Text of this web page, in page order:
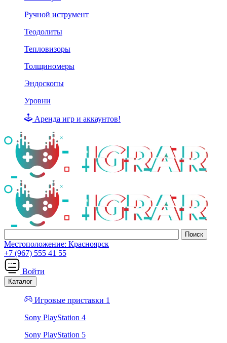
Ручной иструмент
Теодолиты
Тепловизоры
Толщиномеры
Эндоскопы
Уровни
Аренда игр и аккаунтов!
Местоположение: Красноярск
+7 (967) 555 41 55
Войти
Каталог
Игровые приставки 1
Sony PlayStation 4
Sony PlayStation 5